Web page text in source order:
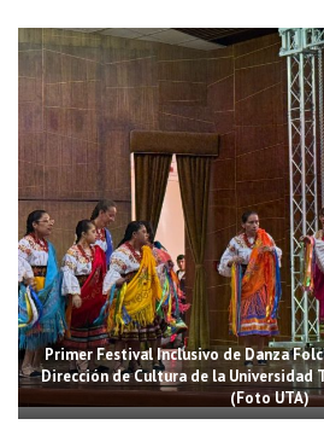
Primer Festival Inclusivo de Danza
Dirección de Cultura de la Universidad
(Foto UTA)